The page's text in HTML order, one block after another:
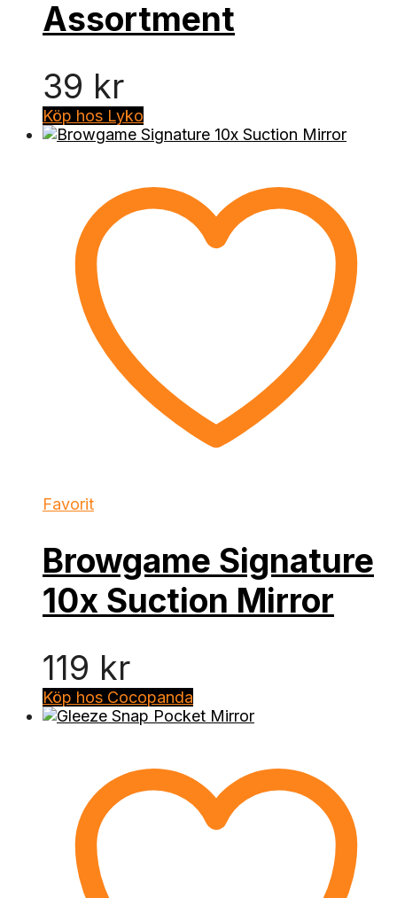
Assortment
39 kr
Köp hos Lyko
Favorit
Browgame Signature
10x Suction Mirror
119 kr
Köp hos Cocopanda